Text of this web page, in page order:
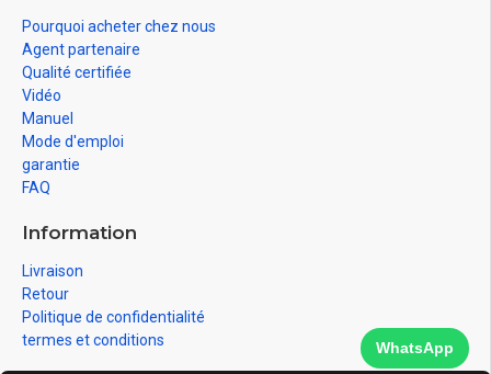
Pourquoi acheter chez nous
Agent partenaire
Qualité certifiée
Vidéo
Manuel
Mode d'emploi
garantie
FAQ
Information
Livraison
Retour
Politique de confidentialité
termes et conditions
WhatsApp